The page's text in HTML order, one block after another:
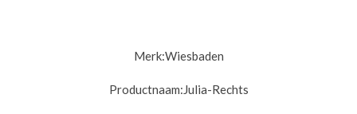
Merk:Wiesbaden
Productnaam:Julia-Rechts